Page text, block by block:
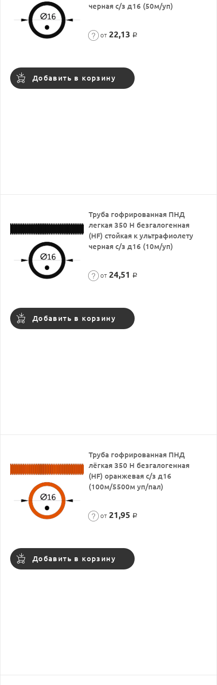
черная с/з д16 (50м/уп)
от 22,13 Р
Добавить в корзину
Труба гофрированная ПНД
легкая 350 Н безгалогенная
(HF) стойкая к ультрафиолету
черная с/з д16 (10м/уп)
от 24,51 Р
Добавить в корзину
Труба гофрированная ПНД
лёгкая 350 Н безгалогенная
(HF) оранжевая с/з д16
(100м/5500м уп/пал)
от 21,95 Р
Добавить в корзину